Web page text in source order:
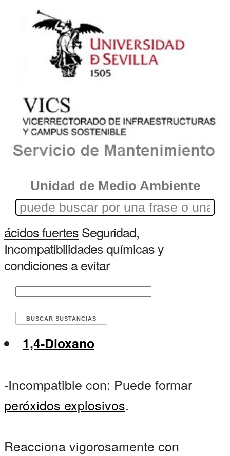
Unidad de Medio Ambiente
ácidos fuertesSeguridad,
Incompatibilidades químicas y
condiciones a evitar
1,4-Dioxano
-Incompatible con: Puede formar
peróxidos explosivos.
Reacciona vigorosamente con